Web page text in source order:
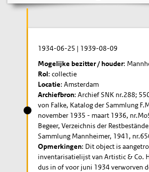
1934-06-25 | 1939-08-09
Mogelijke bezitter / houder:
Rol: collectie
Locatie: Amsterdam
Archiefbron: Archief SNK nr.288;
von Falke, Katalog der Sammlung
november 1935 - maart 1936,
Begeer, Verzeichnis der
Sammlung Mannheimer, 1941,
Opmerkingen: Dit object is
inventarisatielijst van Artistic & Co.
dus in of voor juni 1934 verworven